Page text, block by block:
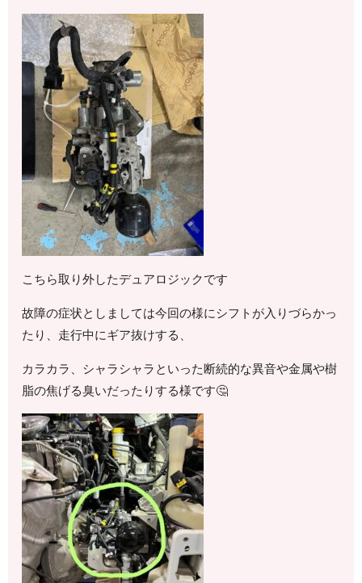
こちら取り外したデュアロジックです
故障の症状としましては今回の様にシフトが入りづらかっ
たり、走行中にギア抜けする、
カラカラ、シャラシャラといった断続的な異音や金属や樹
脂の焦げる臭いだったりする様です🤔